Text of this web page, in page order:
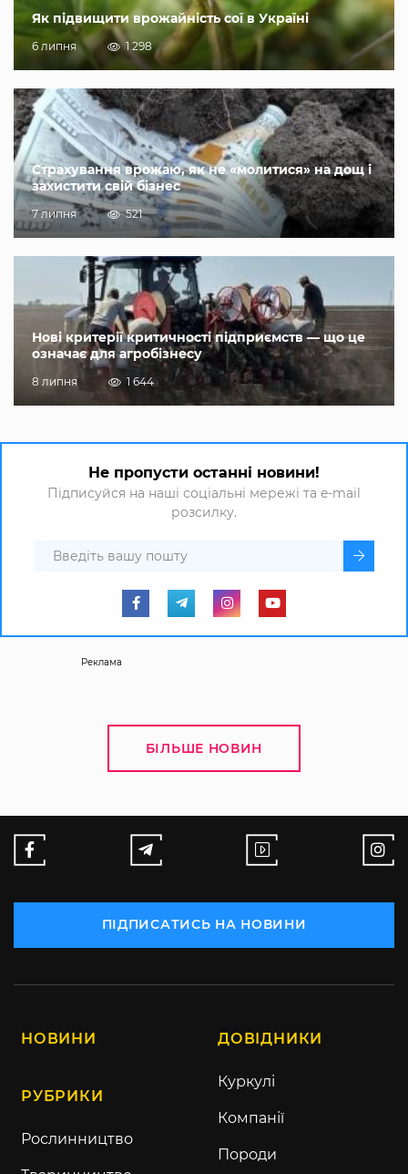
Як підвищити врожайність сої в Україні
6 липня 1 298
Страхування врожаю, як не «молитися» на дощ і
захистити свій бізнес
7 липня 521
Нові критерії критичності підприємств — що це
означає для агробізнесу
8 липня 1 644
Не пропусти останні новини!
Підписуйся на наші соціальні мережі та e-mail
розсилку.
Реклама
БІЛЬШЕ НОВИН
ПІДПИСАТИСЬ НА НОВИНИ
НОВИНИ
РУБРИКИ
Рослинництво
ДОВІДНИКИ
Куркулі
Компанії
Породи